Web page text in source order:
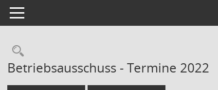
Toggle navigation
Rechercheauswahl
Betriebsausschuss - Termine 2022